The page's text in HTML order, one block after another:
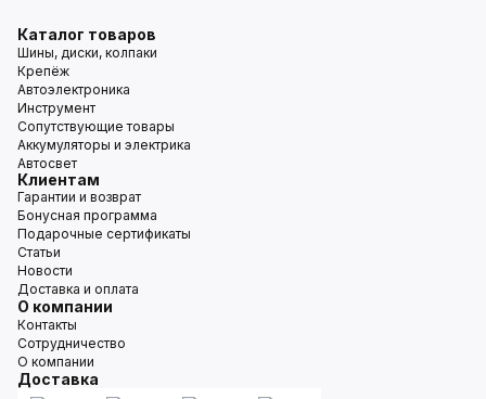
Каталог товаров
Шины, диски, колпаки
Крепёж
Автоэлектроника
Инструмент
Сопутствующие товары
Аккумуляторы и электрика
Автосвет
Клиентам
Гарантии и возврат
Бонусная программа
Подарочные сертификаты
Статьи
Новости
Доставка и оплата
О компании
Контакты
Сотрудничество
О компании
Доставка